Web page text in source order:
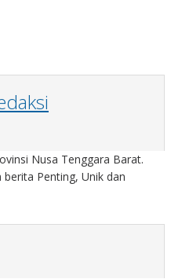
Nusa Tenggara Barat.
Penting, Unik dan